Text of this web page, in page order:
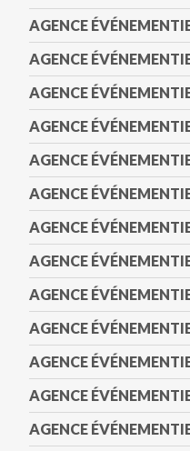
AGENCE
AGENCE
AGENCE
AGENCE
AGENCE
AGENCE
AGENCE
AGENCE
AGENCE
AGENCE
AGENCE
AGENCE
AGENCE